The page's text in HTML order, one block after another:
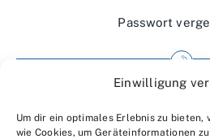
Einwilligung
Um dir ein optimales Erlebnis zu bieten,
wie Cookies, um Geräteinformationen
Passwort
Wir über